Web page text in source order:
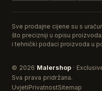
Sve prodajne cijene su s
što precizniji u opisu
i tehnički podaci proizvoda u
© 2026 Malershop ·
Sva prava pridržana.
UvjetiPrivatnostSitemap